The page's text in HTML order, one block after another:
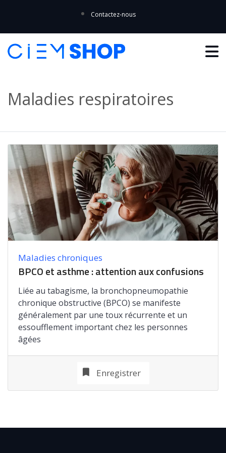
Contactez-nous
Maladies respiratoires
Maladies chroniques
BPCO et asthme : attention aux confusions
Liée au tabagisme, la bronchopneumopathie
chronique obstructive (BPCO) se manifeste
généralement par une toux récurrente et un
essoufflement important chez les personnes
âgées
Enregistrer